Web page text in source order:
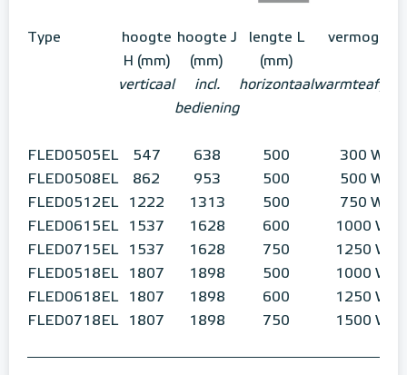
Type
hoogte
H (mm)
hoogte J
(mm)
lengte L
(mm)
vermogen
verticaal
incl.
bediening
horizontaal
FLED0505EL 547 638 500
300 W
FLED0508EL
862 953 500
500 W
FLED0512EL
1222 1313 500
750 W
FLED0615EL
1537 1628 600
1000 W
FLED0715EL
1537 1628 750
1250 W
FLED0518EL
1807 1898 500
1000 W
FLED0618EL
1807 1898 600
1250 W
FLED0718EL
1807 1898 750 1500 W